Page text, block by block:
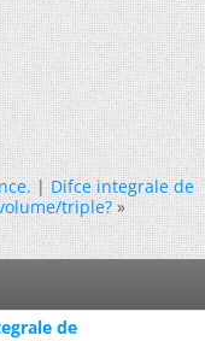
|Difce integrale de
triple? »
de